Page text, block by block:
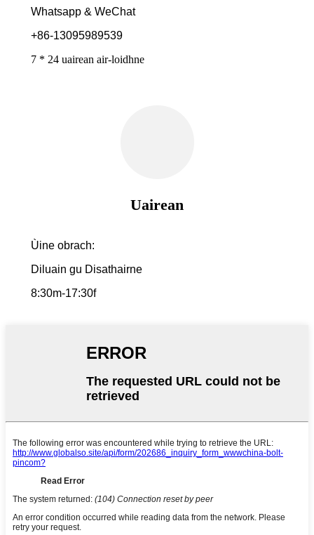
Whatsapp & WeChat
+86-13095989539
7 * 24 uairean air-loidhne
Uairean
Ùine obrach:
Diluain gu Disathairne
8:30m-17:30f